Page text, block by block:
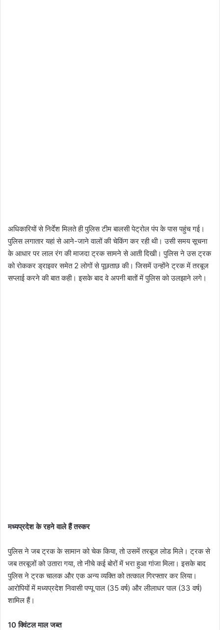
अधिकारियों से निर्देश मिलते ही पुलिस टीम बालसी पेट्रोल पंप के पास पहुंच गई।
पुलिस लगातार यहां से आने-जाने वालों की चेकिंग कर रही थी। उसी समय सूचना
के आधार पर लाल रंग की माजदा ट्रक सामने से आती दिखी। पुलिस ने उस ट्रक
को रोककर ड्राइवर समेत 2 लोगों से पूछताछ की। जिसमें उन्होंने ट्रक में तरबूज
सप्लाई करने की बात कही। इसके बाद वे अपनी बातों में पुलिस को उलझाने लगे।
मध्यप्रदेश के रहने वाले हैं तस्कर
पुलिस ने जब ट्रक के सामान को चेक किया, तो उसमें तरबूज लोड मिले। ट्रक से
जब तरबूजों को उतारा गया, तो नीचे कई बोरों में भरा हुआ गांजा मिला। इसके बाद
पुलिस ने ट्रक चालक और एक अन्य व्यक्ति को तत्काल गिरफ्तार कर लिया।
आरोपियों में मध्यप्रदेश निवासी पप्पू पाल (35 वर्ष) और लीलाधर पाल (33 वर्ष)
शामिल हैं।
10 क्विंटल माल जब्त